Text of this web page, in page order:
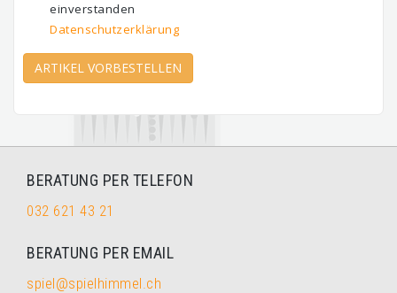
einverstanden
Datenschutzerklärung
ARTIKEL VORBESTELLEN
BERATUNG PER TELEFON
032 621 43 21
BERATUNG PER EMAIL
spiel@spielhimmel.ch